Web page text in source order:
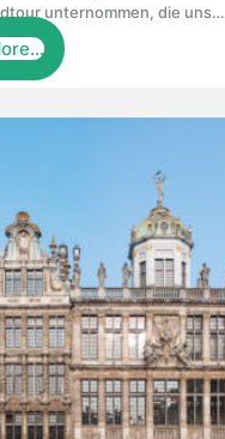
unternommen, die uns…